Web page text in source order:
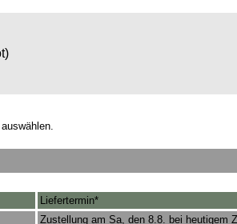
Liefertermin*
Zustellung am Sa, den 8.8. bei heutigem